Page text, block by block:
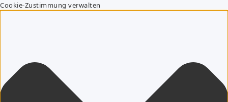
Cookie-Zustimmung verwalten